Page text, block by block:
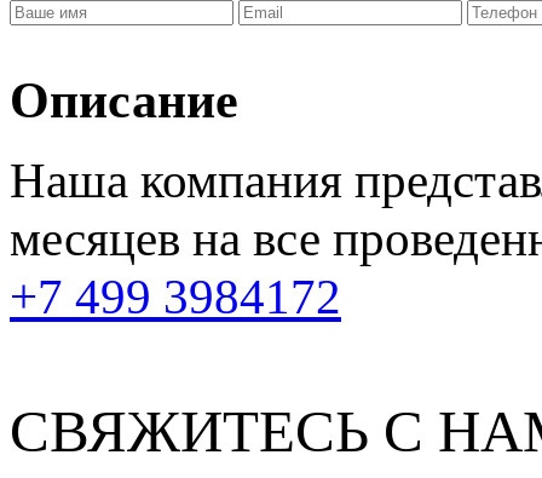
Описание
Наша компания
месяцев на все
+7 499 3984172
СВЯЖИТЕСЬ С